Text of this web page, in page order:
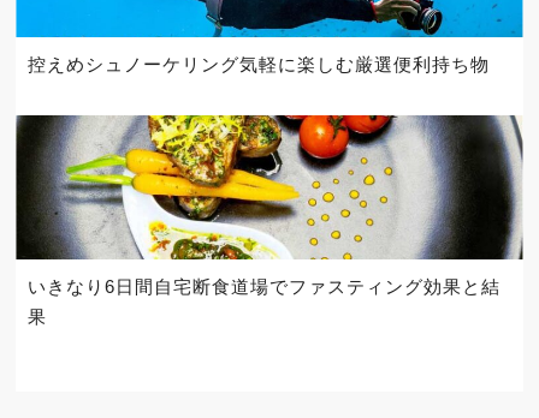
控えめシュノーケリング気軽に楽しむ厳選便利持ち物
いきなり6日間自宅断食道場でファスティング効果と結
果